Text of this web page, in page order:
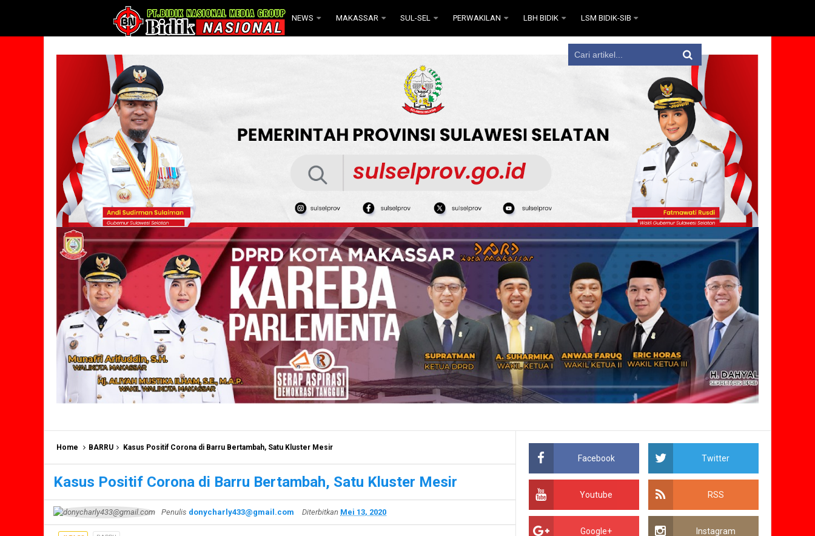
NEWS MAKASSAR SUL-SEL PERWAKILAN LBH BIDIK LSM BIDIK-SIB
Home BARRU Kasus Positif Corona di Barru Bertambah, Satu Kluster Mesir
Kasus Positif Corona di Barru Bertambah, Satu Kluster Mesir
Penulis donycharly433@gmail.com Diterbitkan Mei 13, 2020
Facebook Twitter
Youtube RSS
Google+ Instagram